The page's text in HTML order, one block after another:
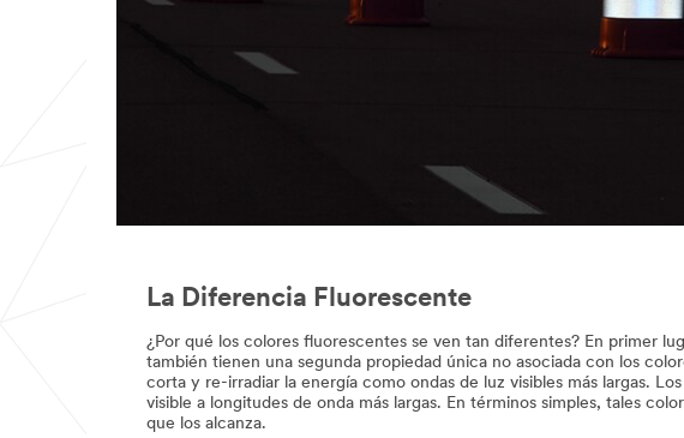
La Diferencia Fluorescente
¿Por qué los colores fluorescentes se ven tan diferentes? En primer
también tienen una segunda propiedad única no asociada con los
corta y re-irradiar la energía como ondas de luz visibles más largas.
visible a longitudes de onda más largas. En términos simples, tales
que los alcanza.